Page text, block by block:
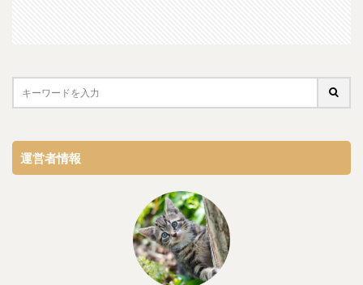
運営者情報